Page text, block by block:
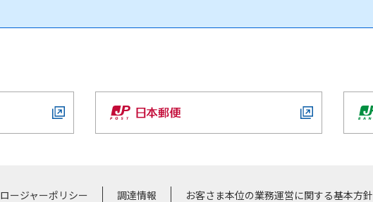
ージャーポリシー 調達情報 お客さま本位の業務運営に関する基本方針